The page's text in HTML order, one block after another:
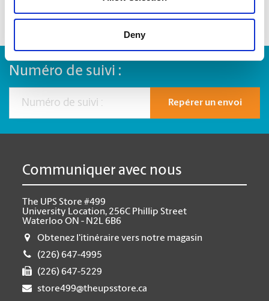
Deny
Numéro de suivi :
Repérer un envoi
Communiquer avec nous
The UPS Store #499
University Location, 256C Phillip Street
Waterloo ON - N2L 6B6
Obtenez l'itinéraire vers notre magasin
(226) 647-4995
(226) 647-5229
store499@theupsstore.ca